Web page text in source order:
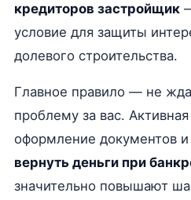
кредиторов застройщик—
условие для защиты
долевого строительства.
Главное правило — не
проблему за вас.
оформление документов
вернуть деньги при
значительно повышают